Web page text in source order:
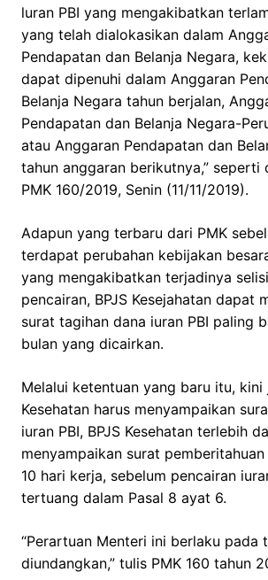
luran PBI yang mengakibatkan
yang telah dialokasikan dalam
Pendapatan dan Belanja Negara,
dapat dipenuhi dalam Anggaran
Belanja Negara tahun berjalan,
Pendapatan dan Belanja Negara-
atau Anggaran Pendapatan dan
tahun anggaran berikutnya,” seperti
PMK 160/2019, Senin (11/11/2019).
Adapun yang terbaru dari PMK
terdapat perubahan kebijakan
yang mengakibatkan terjadinya
pencairan, BPJS Kesejahatan dapat
surat tagihan dana iuran PBI paling
bulan yang dicairkan.
Melalui ketentuan yang baru itu, kini
Kesehatan harus menyampaikan
iuran PBI, BPJS Kesehatan terlebih
menyampaikan surat
10 hari kerja, sebelum pencairan
tertuang dalam Pasal 8 ayat 6.
“Perartuan Menteri ini berlaku pada
diundangkan,” tulis PMK 160 tahun